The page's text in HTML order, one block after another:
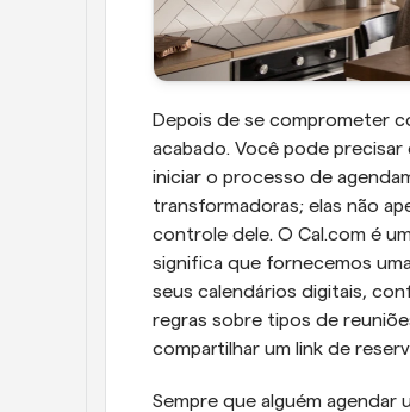
Depois de se comprometer
acabado. Você pode
iniciar o processo de
transformadoras; elas não
controle dele. O Cal.com é
significa que fornecemos
seus calendários digitais,
regras sobre tipos de
compartilhar um link de
Sempre que alguém